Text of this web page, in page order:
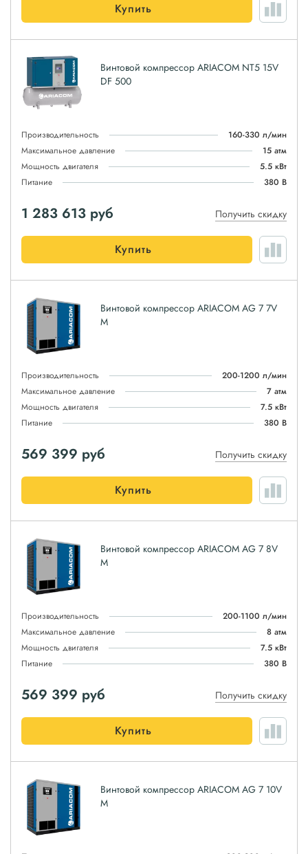
Купить
Винтовой компрессор ARIACOM NT5 15V
DF 500
Производительность
160-330 л/мин
Максимальное давление
15 атм
Мощность двигателя
5.5 кВт
Питание
380 В
1 283 613 руб Получить скидку
Купить
Винтовой компрессор ARIACOM AG 7 7V
M
Производительность
200-1200 л/мин
Максимальное давление
7 атм
Мощность двигателя
7.5 кВт
Питание
380 В
569 399 руб Получить скидку
Купить
Винтовой компрессор ARIACOM AG 7 8V
M
Производительность
200-1100 л/мин
Максимальное давление
8 атм
Мощность двигателя
7.5 кВт
Питание
380 В
569 399 руб Получить скидку
Купить
Винтовой компрессор ARIACOM AG 7 10V
M